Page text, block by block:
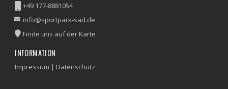
+49 177-8881054
info@sportpark-sad.de
Finde uns auf der Karte
INFORMATION
Impressum | Datenschutz